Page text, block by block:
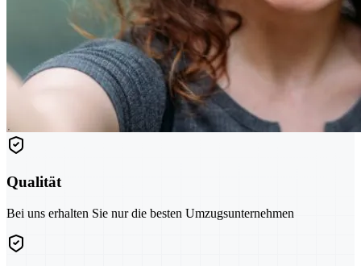
Qualität
Bei uns erhalten Sie nur die besten Umzugsunternehmen